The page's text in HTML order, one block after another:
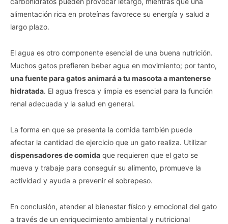
alimentación rica en proteínas favorece su energía y salud a
largo plazo.
El agua es otro componente esencial de una buena nutrición.
Muchos gatos prefieren beber agua en movimiento; por tanto,
una fuente para gatos animará a tu mascota a mantenerse
hidratada. El agua fresca y limpia es esencial para la función
renal adecuada y la salud en general.
La forma en que se presenta la comida también puede
afectar la cantidad de ejercicio que un gato realiza. Utilizar
dispensadores de comida que requieren que el gato se
mueva y trabaje para conseguir su alimento, promueve la
actividad y ayuda a prevenir el sobrepeso.
En conclusión, atender al bienestar físico y emocional del gato
a través de un enriquecimiento ambiental y nutricional